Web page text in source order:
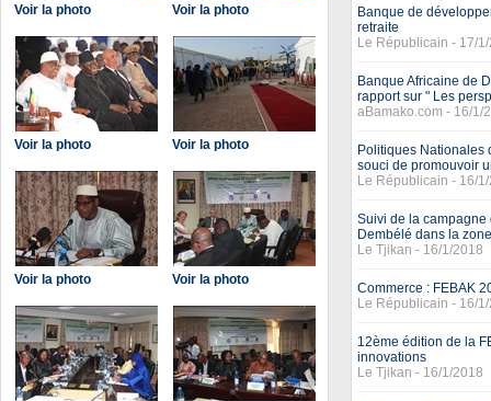
Voir la photo Voir la photo
Voir la photo Voir la photo
Voir la photo Voir la photo
Banque de
retraite
Le Républicain - 17/
Banque Africaine de
rapport sur " Les
aBamako.com - 16/1/
Politiques Nationales
souci de promouvoir
Le Républicain - 16/
Suivi de la campagne
Dembélé dans la
Le Tjikan - 16/1/2018
Commerce : FEBAK
Le Républicain - 16/
12ème édition de la
innovations
Le Tjikan - 16/1/2018